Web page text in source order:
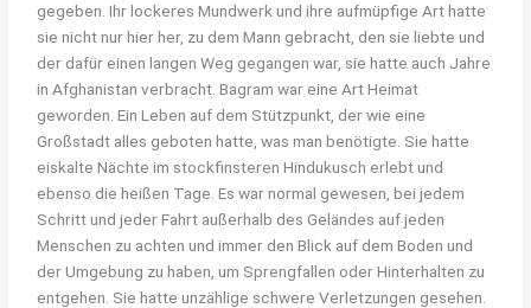
gegeben. Ihr lockeres Mundwerk und ihre aufmüpfige Art hatte
sie nicht nur hier her, zu dem Mann gebracht, den sie liebte und
der dafür einen langen Weg gegangen war, sie hatte auch Jahre
in Afghanistan verbracht. Bagram war eine Art Heimat
geworden. Ein Leben auf dem Stützpunkt, der wie eine
Großstadt alles geboten hatte, was man benötigte. Sie hatte
eiskalte Nächte im stockfinsteren Hindukusch erlebt und
ebenso die heißen Tage. Es war normal gewesen, bei jedem
Schritt und jeder Fahrt außerhalb des Geländes auf jeden
Menschen zu achten und immer den Blick auf dem Boden und
der Umgebung zu haben, um Sprengfallen oder Hinterhalten zu
entgehen. Sie hatte unzählige schwere Verletzungen gesehen.